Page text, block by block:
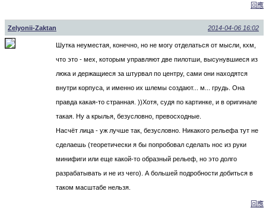
回應
Zelyonii-Zaktan 2014-04-06 16:02
Шутка неуместая, конечно, но не могу отделаться от мысли, кхм,
что это - мех, которым управляют две пилотши, высунувшиеся из
люка и держащиеся за штурвал по центру, сами они находятся
внутри корпуса, и именно их шлемы создают... м... грудь. Она
правда какая-то странная. ))Хотя, судя по картинке, и в оригинале
такая. Ну а крылья, безусловно, превосходные.
Насчёт лица - уж лучше так, безусловно. Никакого рельефа тут не
сделаешь (теоретически я бы попробовал сделать нос из руки
минифиги или еще какой-то образный рельеф, но это долго
разрабатывать и не из чего). А большей подробности добиться в
таком масштабе нельзя.
回應